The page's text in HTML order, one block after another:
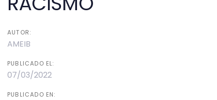
AUTOR:
AMEIB
PUBLICADO EL:
07/03/2022
PUBLICADO EN: